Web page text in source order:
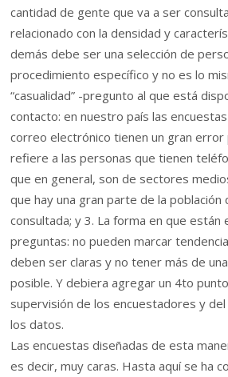
cantidad de gente que va a ser
relacionado con la densidad y
demás debe ser una selección de
procedimiento específico y no es lo
“casualidad” -pregunto al que está
contacto: en nuestro país las
correo electrónico tienen un gran
refiere a las personas que tienen
que en general, son de sectores
que hay una gran parte de la población
consultada; y 3. La forma en que están
preguntas: no pueden marcar
deben ser claras y no tener más de
posible. Y debiera agregar un 4to
supervisión de los encuestadores y
los datos.
Las encuestas diseñadas de esta
es decir, muy caras. Hasta aquí se ha